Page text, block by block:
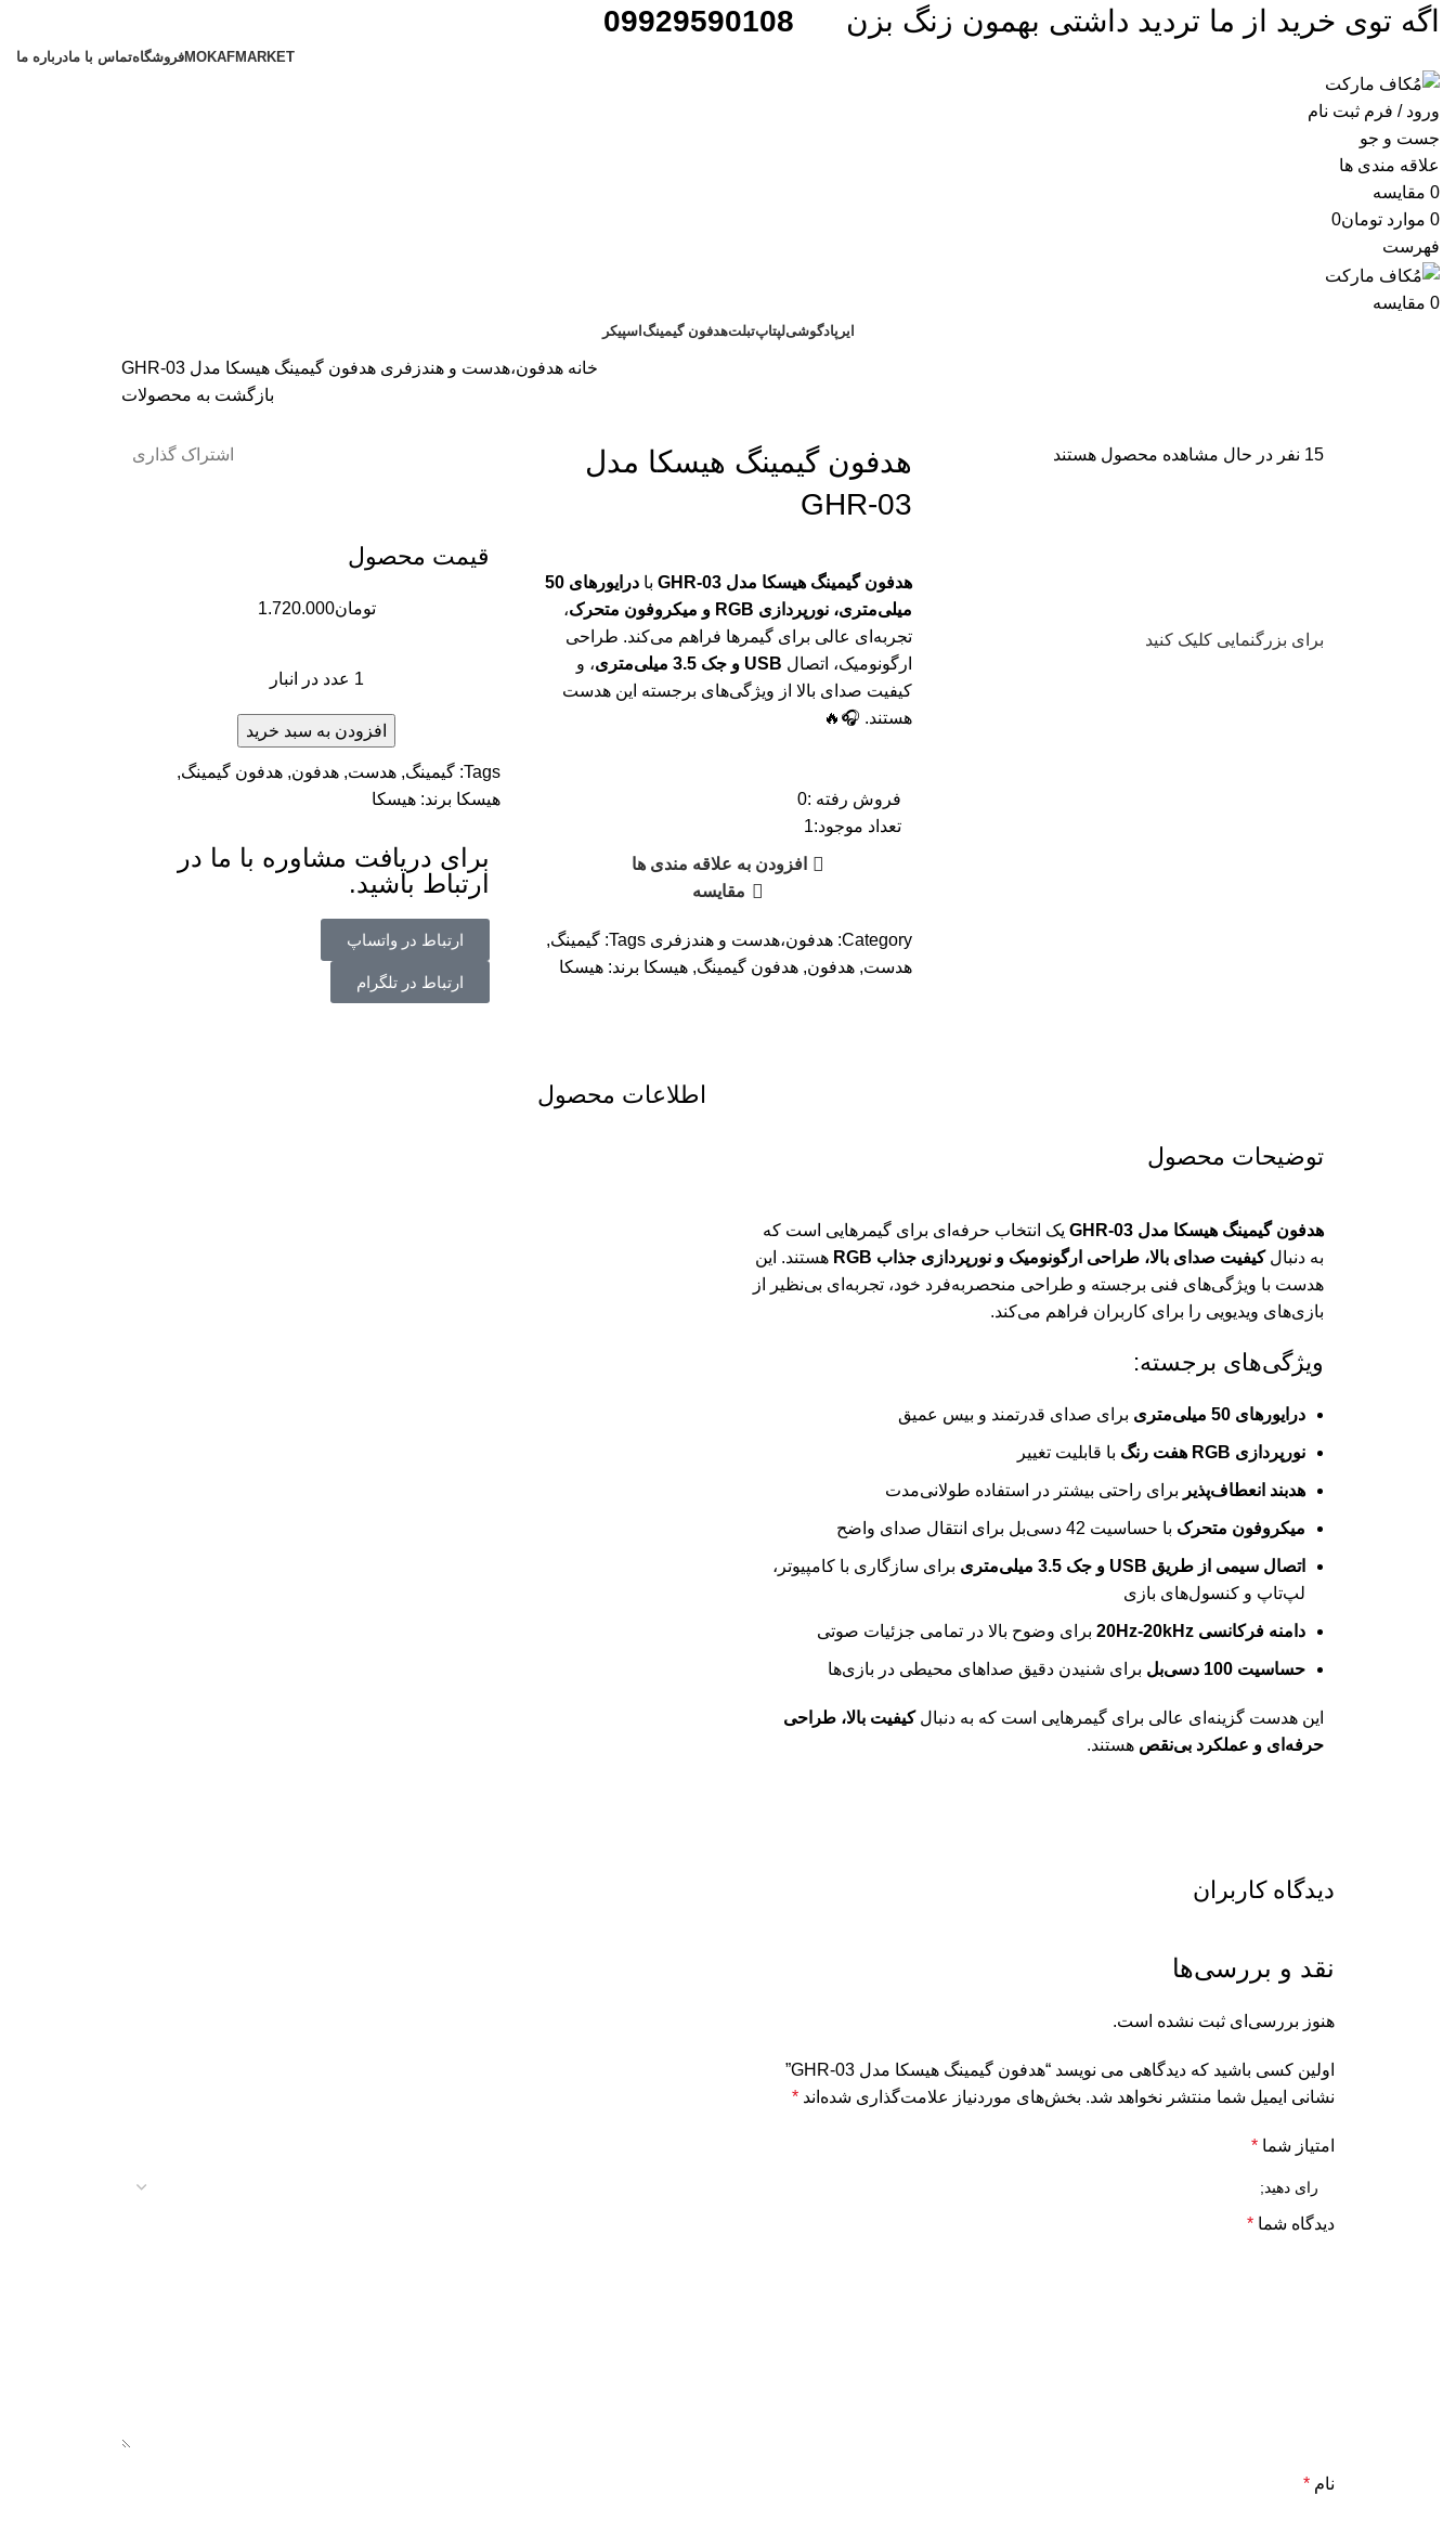
اگه توی خرید از ما تردید داشتی بهمون زنگ بزن 09929590108
MOKAFMARKETفروشگاهتماس با مادرباره ما
ورود / فرم ثبت نام
جست و جو
علاقه مندی ها
0 مقایسه
0 موارد تومان0
فهرست
0 مقایسه
ایرپادگوشیلپتاپتبلتهدفون گیمینگاسپیکر
خانه هدفون،هدست و هندزفری هدفون گیمینگ هیسکا مدل GHR-03
بازگشت به محصولات
15 نفر در حال مشاهده محصول هستند
برای بزرگنمایی کلیک کنید
هدفون گیمینگ هیسکا مدل
GHR-03
هدفون گیمینگ هیسکا مدل GHR-03 با
درایورهای 50
میلی‌متری، نورپردازی RGB و میکروفون متحرک
،
تجربه‌ای عالی برای گیمرها فراهم می‌کند. طراحی
ارگونومیک، اتصال USB و جک 3.5 میلی‌متری
، و
کیفیت صدای بالا از ویژگی‌های برجسته این هدست
هستند. 🎧🔥
فروش رفته :0
تعداد موجود:1
افزودن به علاقه مندی ها
مقایسه
Category: هدفون،هدست و هندزفری Tags: گیمینگ,
هدست, هدفون, هدفون گیمینگ, هیسکا برند: هیسکا
اشتراک گذاری
قیمت محصول
تومان1.720.000
1 عدد در انبار
افزودن به سبد خرید
Tags: گیمینگ, هدست, هدفون, هدفون گیمینگ,
هیسکا برند: هیسکا
برای دریافت مشاوره با ما در
ارتباط باشید.
ارتباط در واتساپ
ارتباط در تلگرام
توضیحات محصول
هدفون گیمینگ هیسکا مدل GHR-03
یک انتخاب حرفه‌ای برای گیمرهایی است که
به دنبالکیفیت صدای بالا، طراحی ارگونومیک و نورپردازی جذاب RGB
هستند. این
هدست با ویژگی‌های فنی برجسته و طراحی منحصربه‌فرد خود، تجربه‌ای بی‌نظیر از
بازی‌های ویدیویی را برای کاربران فراهم می‌کند.
ویژگی‌های برجسته:
درایورهای 50 میلی‌متری برای صدای قدرتمند و بیس عمیق
نورپردازی RGB هفت رنگ با قابلیت تغییر
هدبند انعطاف‌پذیر برای راحتی بیشتر در استفاده طولانی‌مدت
میکروفون متحرک با حساسیت 42 دسی‌بل برای انتقال صدای واضح
اتصال سیمی از طریق USB و جک 3.5 میلی‌متری
برای سازگاری با کامپیوتر،
لپ‌تاپ و کنسول‌های بازی
دامنه فرکانسی 20Hz-20kHz برای وضوح بالا در تمامی جزئیات صوتی
حساسیت 100 دسی‌بل برای شنیدن دقیق صداهای محیطی در بازی‌ها
این هدست گزینه‌ای عالی برای گیمرهایی است که به دنبالکیفیت بالا، طراحی
حرفه‌ای و عملکرد بی‌نقص هستند.
اطلاعات محصول
دیدگاه کاربران
نقد و بررسی‌ها
هنوز بررسی‌ای ثبت نشده است.
اولین کسی باشید که دیدگاهی می نویسد “هدفون گیمینگ هیسکا مدل GHR-03”
نشانی ایمیل شما منتشر نخواهد شد. بخش‌های موردنیاز علامت‌گذاری شده‌اند *
امتیاز شما *
دیدگاه شما *
نام *